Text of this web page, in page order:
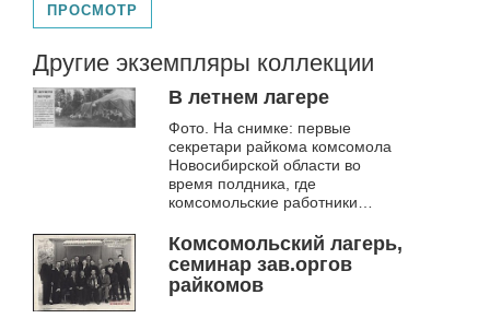
ПРОСМОТР
Другие экземпляры коллекции
В летнем лагере
Фото. На снимке: первые
секретари райкома комсомола
Новосибирской области во
время полдника, где
комсомольские работники
диспуты, спортивные
соревнования и пр. (конец 195...
Комсомольский лагерь,
семинар зав.оргов
райкомов